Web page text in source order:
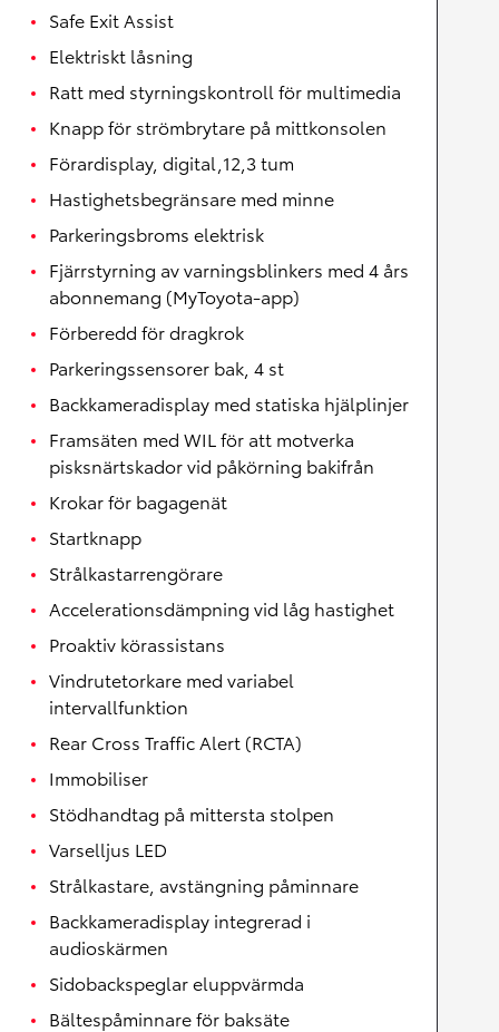
Safe Exit Assist
Elektriskt låsning
Ratt med styrningskontroll för multimedia
Knapp för strömbrytare på mittkonsolen
Förardisplay, digital,12,3 tum
Hastighetsbegränsare med minne
Parkeringsbroms elektrisk
Fjärrstyrning av varningsblinkers med 4 års
abonnemang (MyToyota-app)
Förberedd för dragkrok
Parkeringssensorer bak, 4 st
Backkameradisplay med statiska hjälplinjer
Framsäten med WIL för att motverka
pisksnärtskador vid påkörning bakifrån
Krokar för bagagenät
Startknapp
Strålkastarrengörare
Accelerationsdämpning vid låg hastighet
Proaktiv körassistans
Vindrutetorkare med variabel
intervallfunktion
Rear Cross Traffic Alert (RCTA)
Immobiliser
Stödhandtag på mittersta stolpen
Varselljus LED
Strålkastare, avstängning påminnare
Backkameradisplay integrerad i
audioskärmen
Sidobackspeglar eluppvärmda
Bältespåminnare för baksäte